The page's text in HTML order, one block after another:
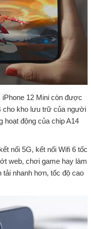
iPhone 12 Mini còn được
cho kho lưu trữ của người
hoạt động của chip A14
nối 5G, kết nối Wifi 6 tốc
web, chơi game hay làm
nhanh hơn, tốc độ cao